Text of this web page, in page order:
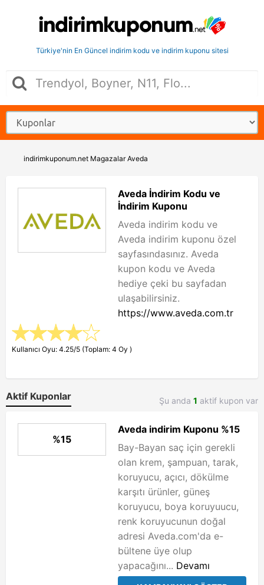
Türkiye'nin En Güncel indirim kodu ve indirim kuponu sitesi
indirimkuponum.net Magazalar Aveda
Aveda İndirim Kodu ve
İndirim Kuponu
Aveda indirim kodu ve
Aveda indirim kuponu özel
sayfasındasınız. Aveda
kupon kodu ve Aveda
hediye çeki bu sayfadan
ulaşabilirsiniz.
https://www.aveda.com.tr
Kullanıcı Oyu: 4.25/5 (Toplam: 4 Oy )
Aktif Kuponlar Şu anda 1 aktif kupon var
%15
Aveda indirim Kuponu %15
Bay-Bayan saç için gerekli
olan krem, şampuan, tarak,
koruyucu, açıcı, dökülme
karşıtı ürünler, güneş
koruyucu, boya koruyuucu,
renk koruyucunun doğal
adresi Aveda.com'da e-
bültene üye olup
yapacağını... Devamı